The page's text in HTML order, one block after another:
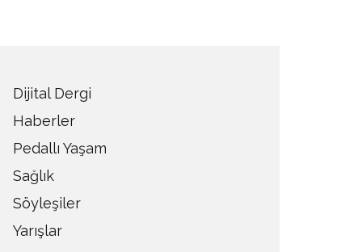
Dijital Dergi
Haberler
Pedallı Yaşam
Sağlık
Söyleşiler
Yarışlar